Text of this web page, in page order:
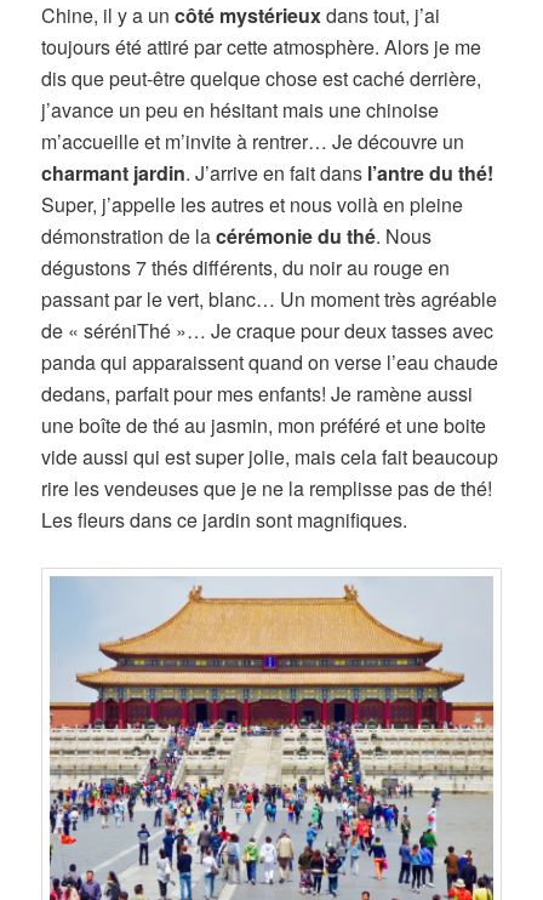
Chine, il y a uncôté mystérieuxdans tout, j’ai
toujours été attiré par cette atmosphère. Alors je me
dis que peut-être quelque chose est caché derrière,
j’avance un peu en hésitant mais une chinoise
m’accueille et m’invite à rentrer… Je découvre un
charmant jardin. J’arrive en fait dans l’antre du thé!
Super, j’appelle les autres et nous voilà en pleine
démonstration de lacérémonie du thé. Nous
dégustons 7 thés différents, du noir au rouge en
passant par le vert, blanc… Un moment très agréable
de « séréniThé »… Je craque pour deux tasses avec
panda qui apparaissent quand on verse l’eau chaude
dedans, parfait pour mes enfants! Je ramène aussi
une boîte de thé au jasmin, mon préféré et une boite
vide aussi qui est super jolie, mais cela fait beaucoup
rire les vendeuses que je ne la remplisse pas de thé!
Les fleurs dans ce jardin sont magnifiques.